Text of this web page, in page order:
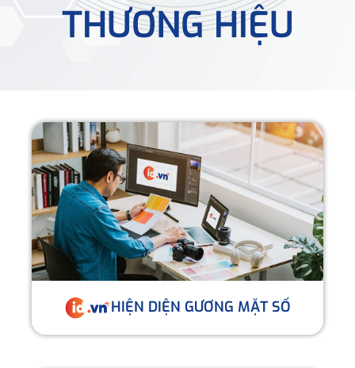
THƯƠNG HIỆU
HIỆN DIỆN GƯƠNG MẶT SỐ